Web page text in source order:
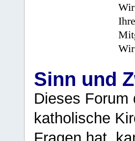
Sinn und
Dieses Forum
katholische